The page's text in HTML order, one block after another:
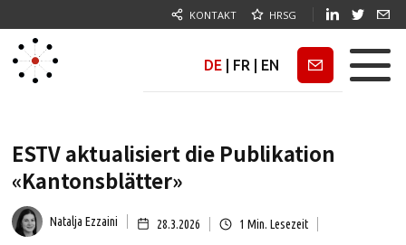
KONTAKT HRSG
DE FR EN Newsletter
ESTV aktualisiert die Publikation
«Kantonsblätter»
Natalja Ezzaini 28.3.2026 1 Min. Lesezeit